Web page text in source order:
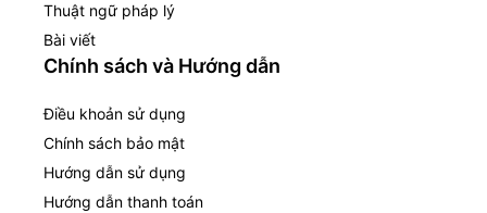
Thuật ngữ pháp lý
Bài viết
Chính sách và Hướng dẫn
Điều khoản sử dụng
Chính sách bảo mật
Hướng dẫn sử dụng
Hướng dẫn thanh toán